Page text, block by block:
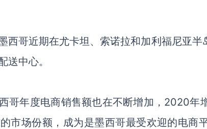
西哥近期在尤卡坦、索诺拉和加利福尼亚
送中心。
哥年度电商销售额也在不断增加，2020年
市场份额，成为是墨西哥最受欢迎的电商